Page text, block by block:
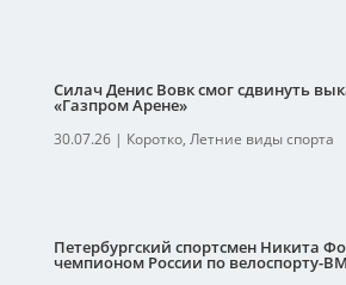
Силач Денис Вовк смог сдвинуть
«Газпром Арене»
30.07.26| Коротко, Летние виды спорта
Петербургский спортсмен Никита
чемпионом России по велоспорту-